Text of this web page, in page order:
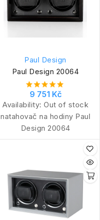
Paul Design
Paul Design 20064
9 751 Kč
Availability: Out of stock
natahovač na hodiny Paul
Design 20064